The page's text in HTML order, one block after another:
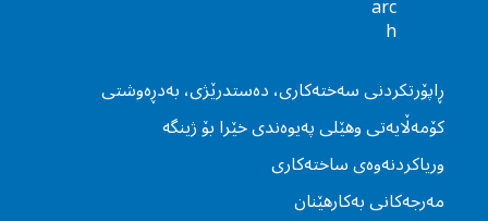
ڕاپۆرتكردنى سه‌خته‌كارى، ده‌ستدرێژی، به‌دڕه‌وشتى
كۆمه‌ڵایه‌تى وهێلى په‌یوه‌ندی خێرا بۆ ژینگه‌
وریاكردنه‌وه‌ى ساخته‌كارى
مه‌رجه‌كانی به‌كارهێنان